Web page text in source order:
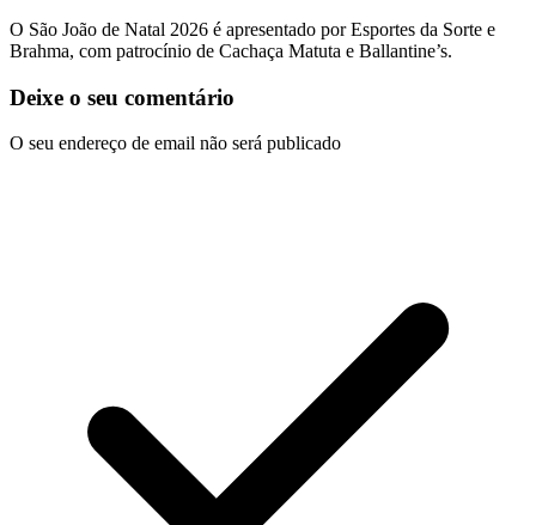
O São João de Natal 2026 é apresentado por Esportes da Sorte e
Brahma, com patrocínio de Cachaça Matuta e Ballantine’s.
Deixe o seu comentário
O seu endereço de email não será publicado